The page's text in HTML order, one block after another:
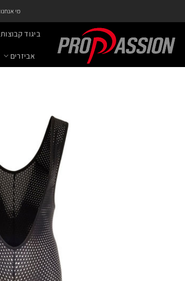
מי אנחנו
ביגוד קבוצות
אביזרים